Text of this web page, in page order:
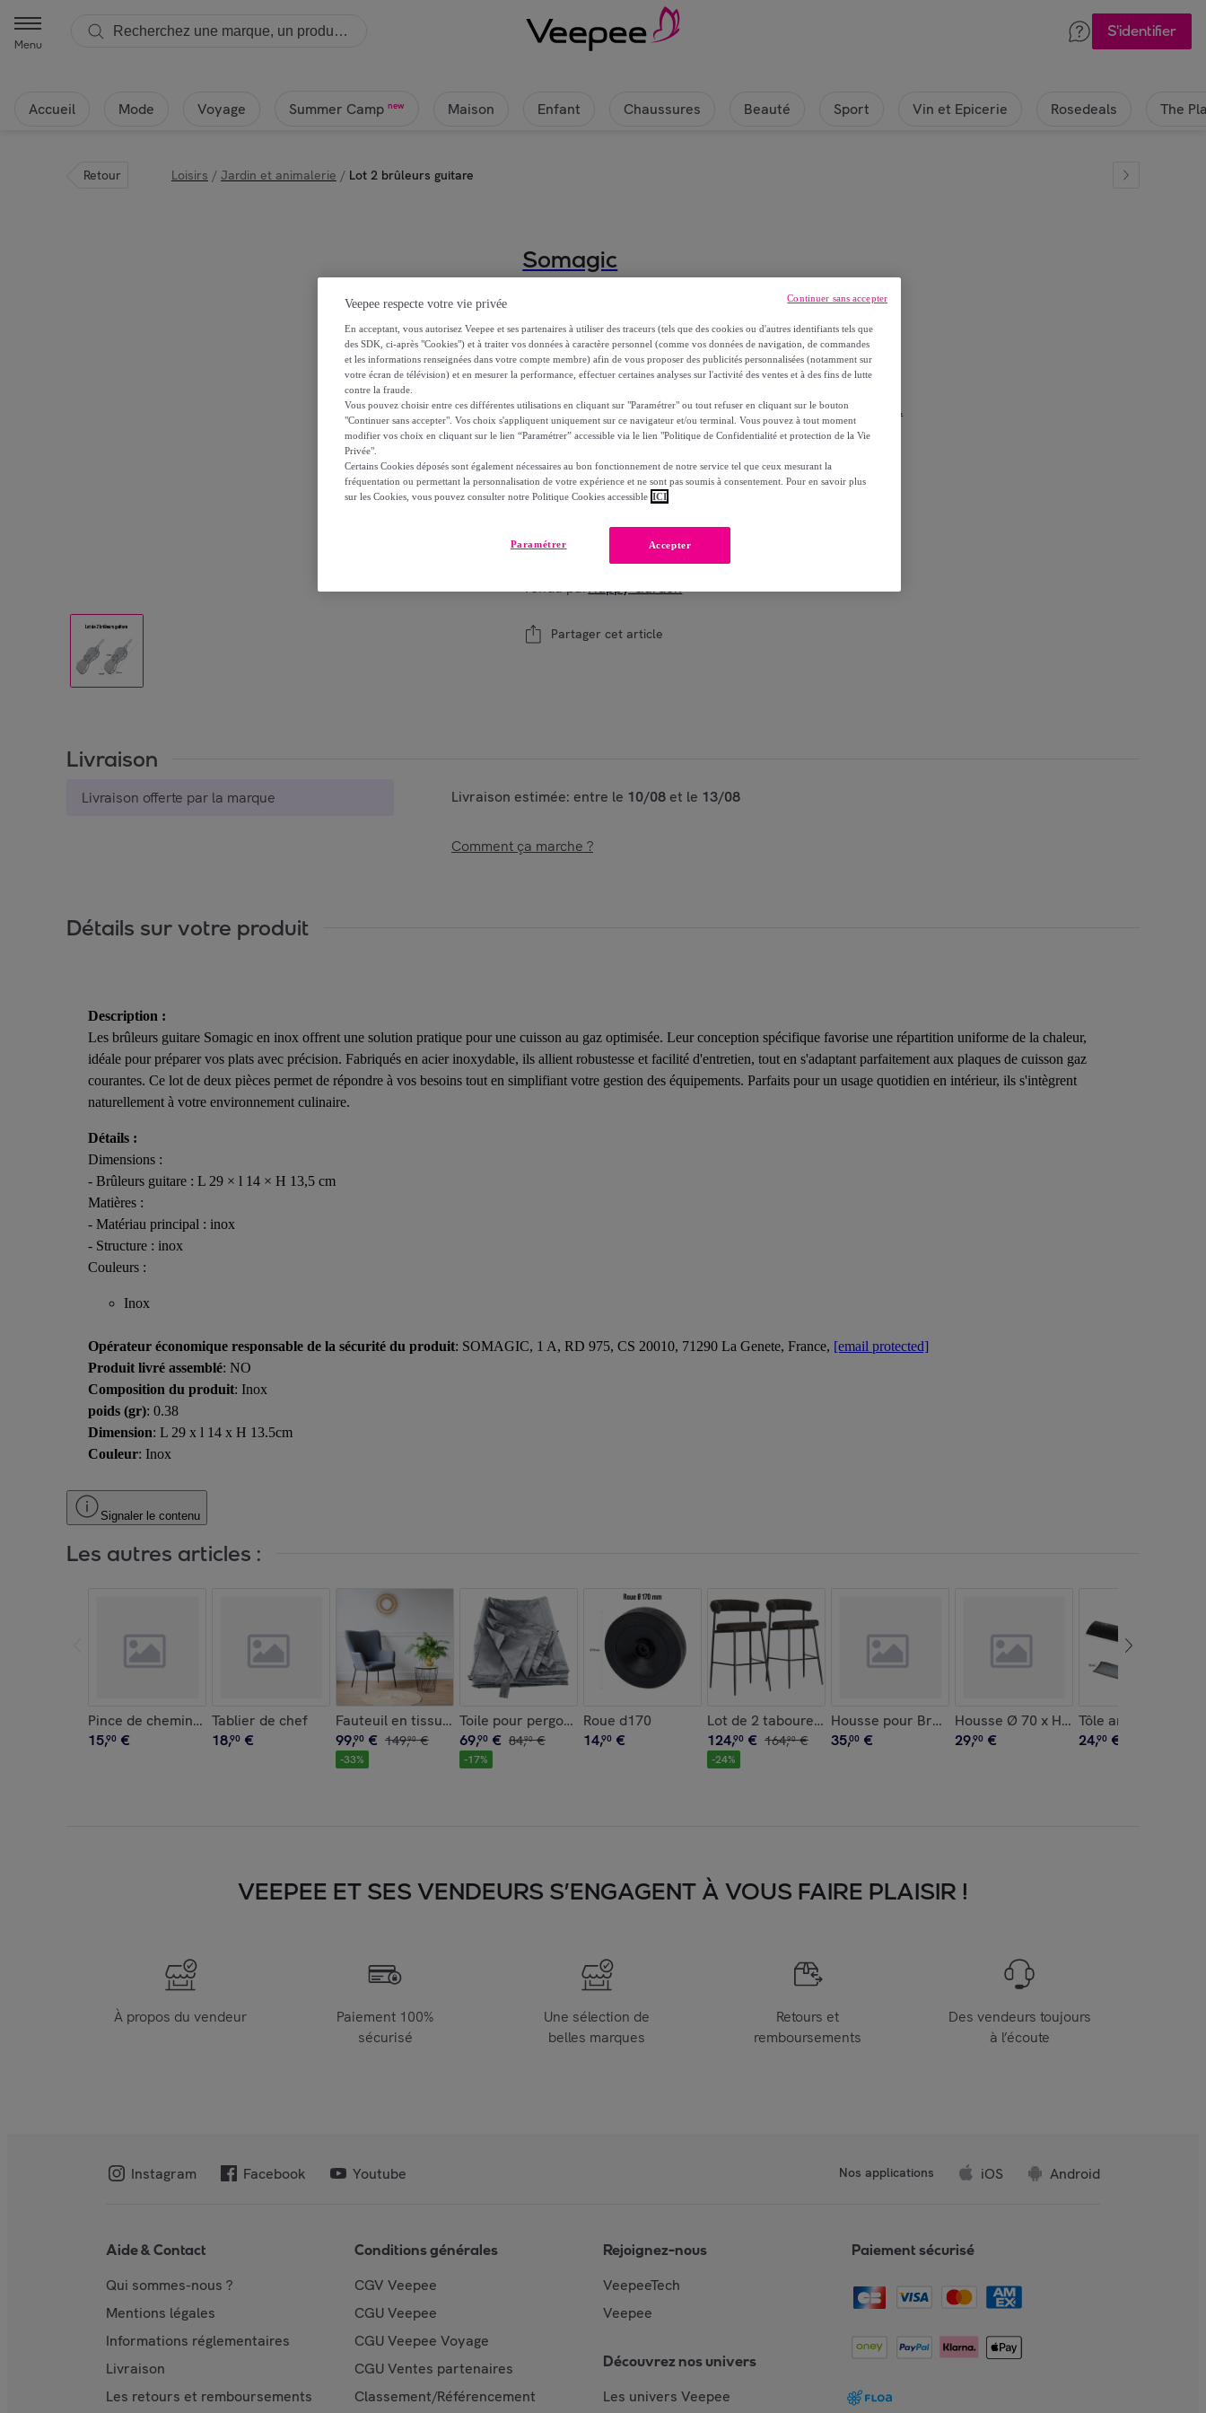
Menu
S'identifier
Accueil Mode Voyage Summer Camp new Maison Enfant Chaussures Beauté Sport Vin et Epicerie Rosedeals The
Retour Loisirs / Jardin et animalerie / Lot 2 brûleurs guitare
Somagic
23,90 €
Reprise possible de votre ancien produit,voir les conditions.
Modèle :Lot 2 brûleurs guitare
1 Ajouter au panier
Vendu parHappy Garden
Partager cet article
Livraison
Livraison offerte par la marque Livraison estimée: entre le 10/08 et le 13/08
Comment ça marche ?
Détails sur votre produit
Description :
Les brûleurs guitare Somagic en inox offrent une solution pratique pour une cuisson au gaz optimisée. Leur conception spécifique favorise une répartition uniforme de la chaleur,
idéale pour préparer vos plats avec précision. Fabriqués en acier inoxydable, ils allient robustesse et facilité d'entretien, tout en s'adaptant parfaitement aux plaques de cuisson gaz
courantes. Ce lot de deux pièces permet de répondre à vos besoins tout en simplifiant votre gestion des équipements. Parfaits pour un usage quotidien en intérieur, ils s'intègrent
naturellement à votre environnement culinaire.
Détails :
Dimensions :
- Brûleurs guitare : L 29 × l 14 × H 13,5 cm
Matières :
- Matériau principal : inox
- Structure : inox
Couleurs :
Inox
Opérateur économique responsable de la sécurité du produit: SOMAGIC, 1 A, RD 975, CS 20010, 71290 La Genete, France, [email protected]
Produit livré assemblé: NO
Composition du produit: Inox
poids (gr): 0.38
Dimension: L 29 x l 14 x H 13.5cm
Couleur: Inox
Signaler le contenu
Les autres articles :
Pince de cheminée en acier peint noir
15,90 €
Tablier de chef
18,90 €
Fauteuil en tissu boucle gris EIRA
99,90 € 149,90 €
-33%
Toile pour pergola murale 3 × 4m FRÉJUS grise
69,90 € 84,90 €
-17%
Roue d170
14,90 €
Lot de 2 tabourets de bar en tissu gris THEA
124,90 € 164,90 €
-24%
Housse pour Brasero Ø 85cm
35,00 €
Housse Ø 70 x H 80 cm pour
29,90 €
Tôle arriere
24,90 €
VEEPEE ET SES VENDEURS S’ENGAGENT À VOUS FAIRE PLAISIR !
À propos du vendeur
Paiement 100%
sécurisé
Une sélection de
belles marques
Retours et
remboursements
Des vendeurs toujours
à l’écoute
Instagram Facebook Youtube Nos applications iOS Android
Aide & Contact
Qui sommes-nous ?
Mentions légales
Informations réglementaires
Livraison
Les retours et remboursements
Conditions générales
CGV Veepee
CGU Veepee
CGU Veepee Voyage
CGU Ventes partenaires
Classement/Référencement
Rejoignez-nous
VeepeeTech
Veepee
Découvrez nos univers
Les univers Veepee
Paiement sécurisé
Veepee respecte votre vie privée
En acceptant, vous autorisez Veepee et ses partenaires à utiliser des traceurs (tels que des cookies ou d'autres identifiants tels que
des SDK, ci-après "Cookies") et à traiter vos données à caractère personnel (comme vos données de navigation, de commandes
et les informations renseignées dans votre compte membre) afin de vous proposer des publicités personnalisées (notamment sur
votre écran de télévision) et en mesurer la performance, effectuer certaines analyses sur l'activité des ventes et à des fins de lutte
contre la fraude.
Vous pouvez choisir entre ces différentes utilisations en cliquant sur "Paramétrer" ou tout refuser en cliquant sur le bouton
"Continuer sans accepter". Vos choix s'appliquent uniquement sur ce navigateur et/ou terminal. Vous pouvez à tout moment
modifier vos choix en cliquant sur le lien “Paramétrer” accessible via le lien "Politique de Confidentialité et protection de la Vie
Privée".
Certains Cookies déposés sont également nécessaires au bon fonctionnement de notre service tel que ceux mesurant la
fréquentation ou permettant la personnalisation de votre expérience et ne sont pas soumis à consentement. Pour en savoir plus
sur les Cookies, vous pouvez consulter notre Politique Cookies accessible ICI
Accepter
Paramétrer
Continuer sans accepter